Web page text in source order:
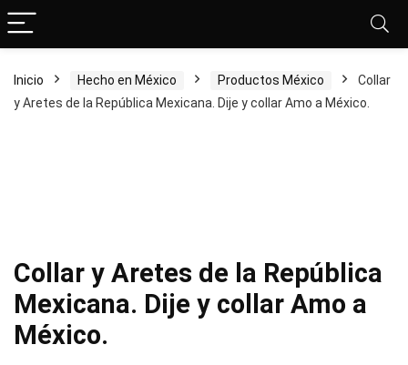
Inicio Hecho en México Productos México
Collar
y Aretes de la República Mexicana. Dije y collar Amo a México.
Collar y Aretes de la República
Mexicana. Dije y collar Amo a
México.